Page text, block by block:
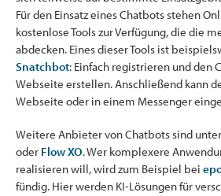
Für den Einsatz eines Chatbots stehen
kostenlose Tools zur Verfügung, die die
abdecken. Eines dieser Tools ist
Snatchbot: Einfach registrieren und den
Webseite erstellen. Anschließend kann
Webseite oder in einem Messenger
Weitere Anbieter von Chatbots sind
oder Flow XO. Wer komplexere
realisieren will, wird zum Beispiel bei
fündig. Hier werden KI-Lösungen für